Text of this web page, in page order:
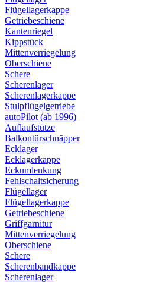
Flügellagerkappe
Getriebeschiene
Kantenriegel
Kippstück
Mittenverriegelung
Oberschiene
Schere
Scherenlager
Scherenlagerkappe
Stulpflügelgetriebe
autoPilot (ab 1996)
Auflaufstütze
Balkontürschnäpper
Ecklager
Ecklagerkappe
Eckumlenkung
Fehlschaltsicherung
Flügellager
Flügellagerkappe
Getriebeschiene
Griffgarnitur
Mittenverriegelung
Oberschiene
Schere
Scherenbandkappe
Scherenlager